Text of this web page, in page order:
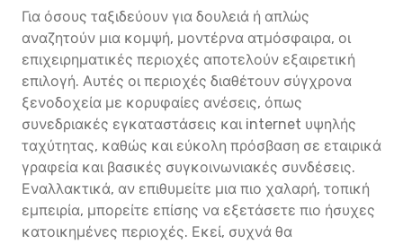
Για όσους ταξιδεύουν για δουλειά ή απλώς
αναζητούν μια κομψή, μοντέρνα ατμόσφαιρα, οι
επιχειρηματικές περιοχές αποτελούν εξαιρετική
επιλογή. Αυτές οι περιοχές διαθέτουν σύγχρονα
ξενοδοχεία με κορυφαίες ανέσεις, όπως
συνεδριακές εγκαταστάσεις και internet υψηλής
ταχύτητας, καθώς και εύκολη πρόσβαση σε εταιρικά
γραφεία και βασικές συγκοινωνιακές συνδέσεις.
Εναλλακτικά, αν επιθυμείτε μια πιο χαλαρή, τοπική
εμπειρία, μπορείτε επίσης να εξετάσετε πιο ήσυχες
κατοικημένες περιοχές. Εκεί, συχνά θα